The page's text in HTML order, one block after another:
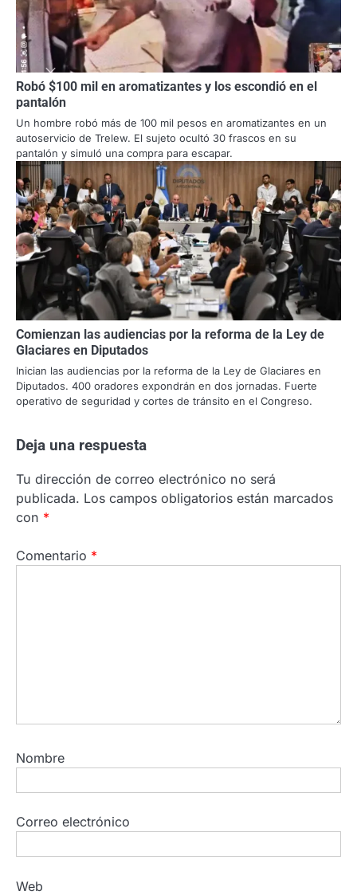
Robó $100 mil en aromatizantes y los escondió en el
pantalón
Un hombre robó más de 100 mil pesos en aromatizantes en un
autoservicio de Trelew. El sujeto ocultó 30 frascos en su
pantalón y simuló una compra para escapar.
Comienzan las audiencias por la reforma de la Ley de
Glaciares en Diputados
Inician las audiencias por la reforma de la Ley de Glaciares en
Diputados. 400 oradores expondrán en dos jornadas. Fuerte
operativo de seguridad y cortes de tránsito en el Congreso.
Deja una respuesta
Tu dirección de correo electrónico no será
publicada. Los campos obligatorios están marcados
con *
Comentario *
Nombre
Correo electrónico
Web